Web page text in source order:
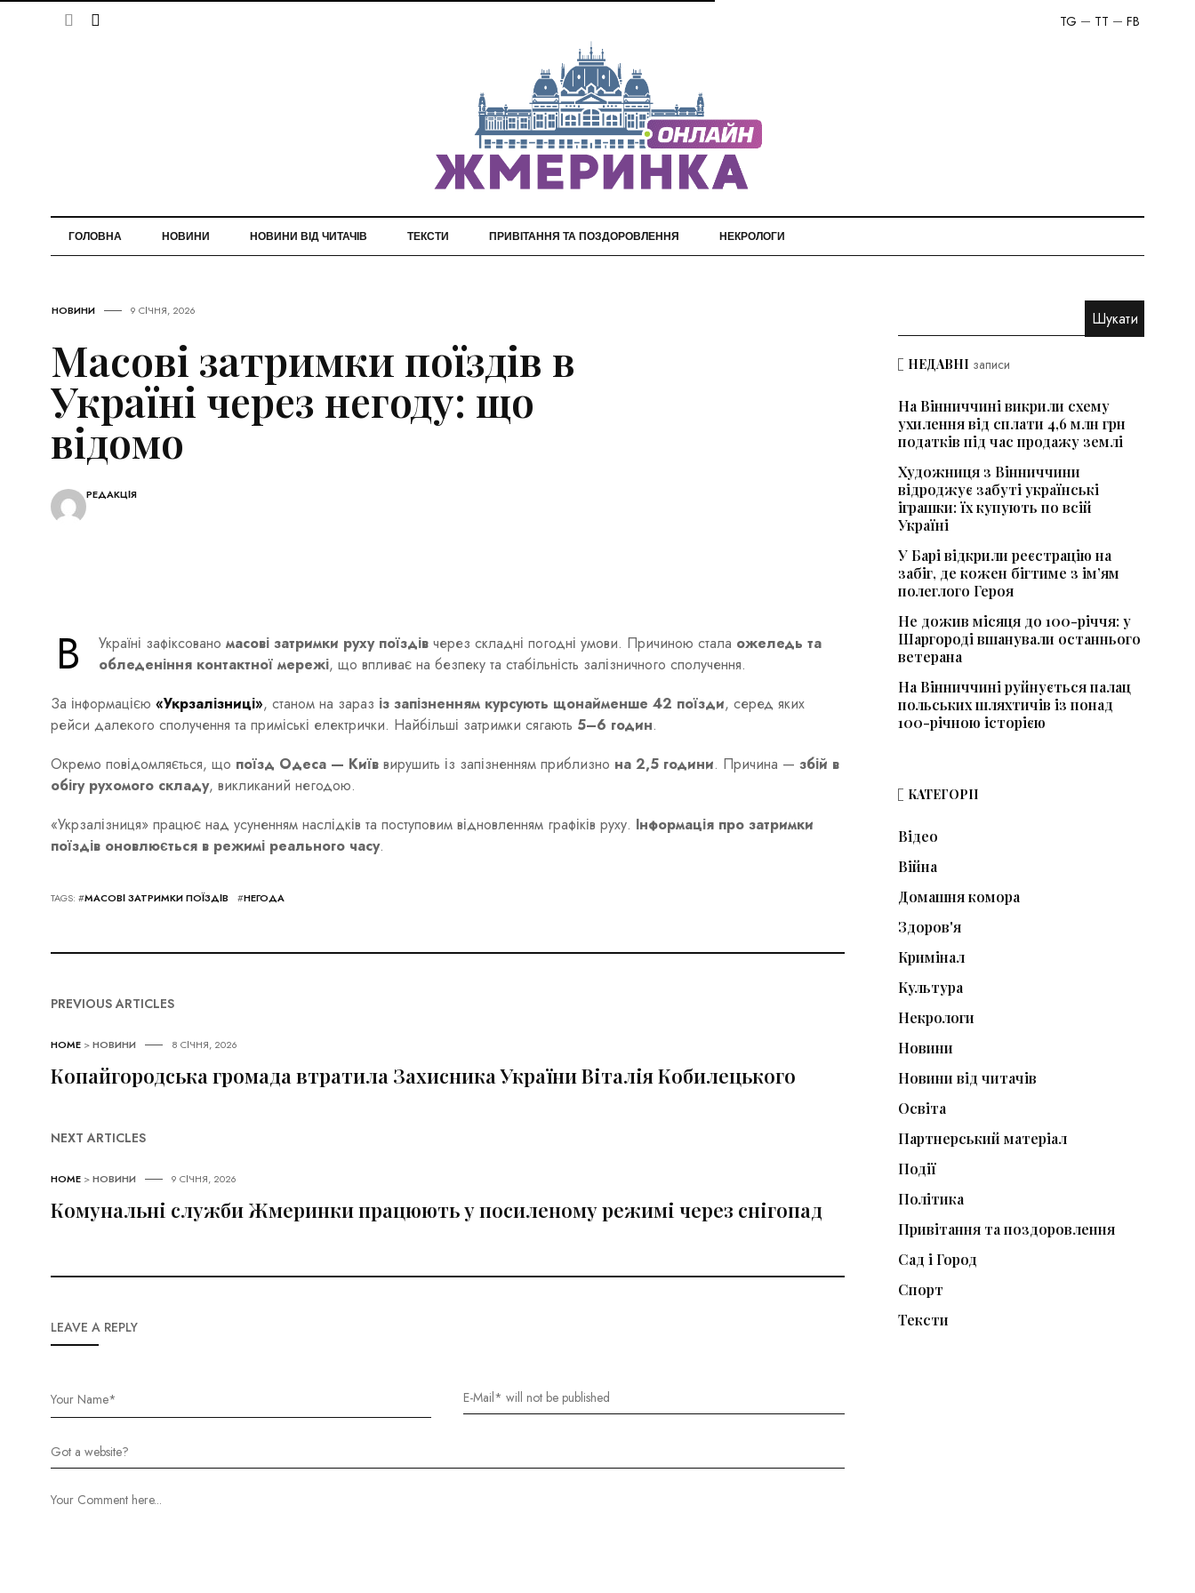
FB
TT
TG
ГОЛОВНА НОВИНИ НОВИНИ ВІД ЧИТАЧІВ ТЕКСТИ ПРИВІТАННЯ ТА ПОЗДОРОВЛЕННЯ НЕКРОЛОГИ
НОВИНИ 9 СІЧНЯ, 2026
Масові затримки поїздів в
Україні через негоду: що
відомо
РЕДАКЦІЯ
В Україні зафіксовано масові затримки руху поїздів через складні погодні умови. Причиною стала ожеледь та
обледеніння контактної мережі, що впливає на безпеку та стабільність залізничного сполучення.
За інформацією «Укрзалізниці», станом на зараз із запізненням курсують щонайменше 42 поїзди, серед яких
рейси далекого сполучення та приміські електрички. Найбільші затримки сягають 5–6 годин.
Окремо повідомляється, що поїзд Одеса — Київ вирушить із запізненням приблизно на 2,5 години. Причина — збій в
обігу рухомого складу, викликаний негодою.
«Укрзалізниця» працює над усуненням наслідків та поступовим відновленням графіків руху. Інформація про затримки
поїздів оновлюється в режимі реального часу.
TAGS: #МАСОВІ ЗАТРИМКИ ПОЇЗДІВ #НЕГОДА
PREVIOUS ARTICLES
HOME >НОВИНИ 8 СІЧНЯ, 2026
Копайгородська громада втратила Захисника України Віталія Кобилецького
NEXT ARTICLES
HOME >НОВИНИ 9 СІЧНЯ, 2026
Комунальні служби Жмеринки працюють у посиленому режимі через снігопад
LEAVE A REPLY
НЕДАВНІ записи
На Вінниччині викрили схему
ухилення від сплати 4,6 млн грн
податків під час продажу землі
Художниця з Вінниччини
відроджує забуті українські
іграшки: їх купують по всій
Україні
У Барі відкрили реєстрацію на
забіг, де кожен бігтиме з ім’ям
полеглого Героя
Не дожив місяця до 100-річчя: у
Шаргороді вшанували останнього
ветерана
На Вінниччині руйнується палац
польських шляхтичів із понад
100-річною історією
КАТЕГОРІЇ
Відео
Війна
Домашня комора
Здоров'я
Кримінал
Культура
Некрологи
Новини
Новини від читачів
Освіта
Партнерський матеріал
Події
Політика
Привітання та поздоровлення
Сад і Город
Спорт
Тексти